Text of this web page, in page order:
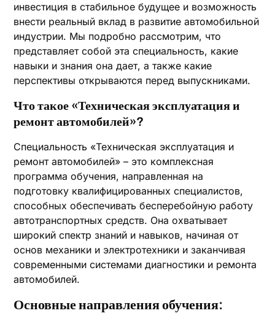
инвестиция в стабильное будущее и возможность
внести реальный вклад в развитие автомобильной
индустрии. Мы подробно рассмотрим, что
представляет собой эта специальность, какие
навыки и знания она дает, а также какие
перспективы открываются перед выпускниками.
Что такое «Техническая эксплуатация и
ремонт автомобилей»?
Специальность «Техническая эксплуатация и
ремонт автомобилей» – это комплексная
программа обучения, направленная на
подготовку квалифицированных специалистов,
способных обеспечивать бесперебойную работу
автотранспортных средств. Она охватывает
широкий спектр знаний и навыков, начиная от
основ механики и электротехники и заканчивая
современными системами диагностики и ремонта
автомобилей.
Основные направления обучения: